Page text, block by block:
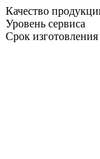
Качество
Уровень сервиса
Срок изготовления